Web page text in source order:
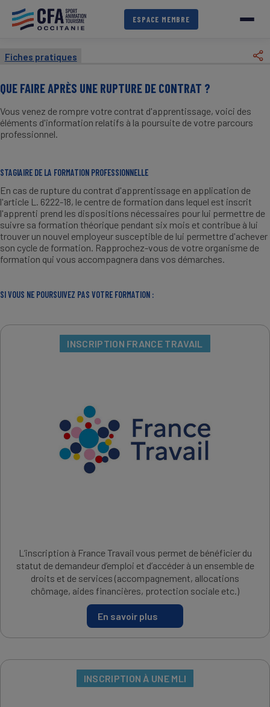
contenu
ESPACE MEMBRE
Fiches pratiques
QUE FAIRE APRÈS UNE RUPTURE DE CONTRAT ?
Vous venez de rompre votre contrat d'apprentissage, voici des
éléments d'information relatifs à la poursuite de votre parcours
professionnel.
STAGIAIRE DE LA FORMATION PROFESSIONNELLE
En cas de rupture du contrat d'apprentissage en application de
l'article L. 6222-18, le centre de formation dans lequel est inscrit
l'apprenti prend les dispositions nécessaires pour lui permettre de
suivre sa formation théorique pendant six mois et contribue à lui
trouver un nouvel employeur susceptible de lui permettre d'achever
son cycle de formation. Rapprochez-vous de votre organisme de
formation qui vous accompagnera dans vos démarches.
SI VOUS NE POURSUIVEZ PAS VOTRE FORMATION :
INSCRIPTION FRANCE TRAVAIL
L’inscription à France Travail vous permet de bénéficier du
statut de demandeur d’emploi et d’accéder à un ensemble de
droits et de services (accompagnement, allocations
chômage, aides financières, protection sociale etc.)
En savoir plus
INSCRIPTION À UNE MLI